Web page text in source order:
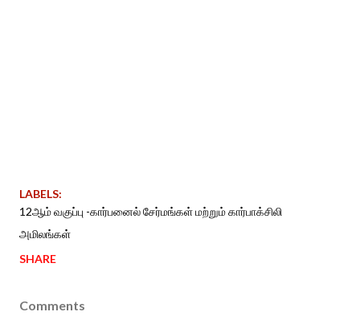
LABELS:
12ஆம் வகுப்பு -கார்பனைல் சேர்மங்கள் மற்றும் கார்பாக்சிலி
அமிலங்கள்
SHARE
Comments